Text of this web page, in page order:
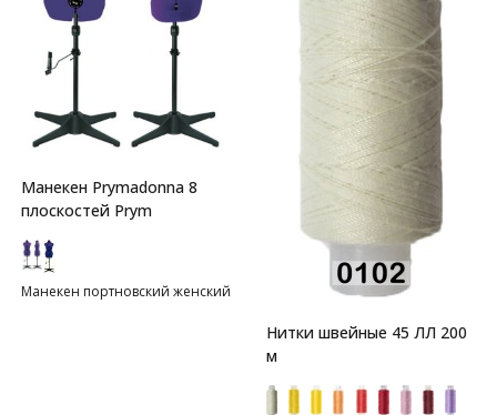
Манекен Prymadonna 8
плоскостей Prym
Манекен портновский женский
Нитки швейные 45 ЛЛ 200
м